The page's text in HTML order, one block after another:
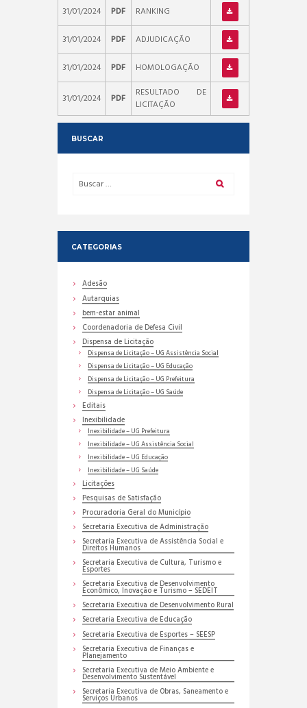
31/01/2024 PDF RANKING
31/01/2024 PDF ADJUDICAÇÃO
31/01/2024 PDF HOMOLOGAÇÃO
31/01/2024 PDF
RESULTADO DE
LICITAÇÃO
BUSCAR
CATEGORIAS
Adesão
Autarquias
bem-estar animal
Coordenadoria de Defesa Civil
Dispensa de Licitação
Dispensa de Licitação – UG Assistência Social
Dispensa de Licitação – UG Educação
Dispensa de Licitação – UG Prefeitura
Dispensa de Licitação – UG Saúde
Editais
Inexibilidade
Inexibilidade – UG Prefeitura
Inexibilidade – UG Assistência Social
Inexibilidade – UG Educação
Inexibilidade – UG Saúde
Licitações
Pesquisas de Satisfação
Procuradoria Geral do Município
Secretaria Executiva de Administração
Secretaria Executiva de Assistência Social e
Direitos Humanos
Secretaria Executiva de Cultura, Turismo e
Esportes
Secretaria Executiva de Desenvolvimento
Econômico, Inovação e Turismo – SEDEIT
Secretaria Executiva de Desenvolvimento Rural
Secretaria Executiva de Educação
Secretaria Executiva de Esportes – SEESP
Secretaria Executiva de Finanças e
Planejamento
Secretaria Executiva de Meio Ambiente e
Desenvolvimento Sustentável
Secretaria Executiva de Obras, Saneamento e
Serviços Urbanos